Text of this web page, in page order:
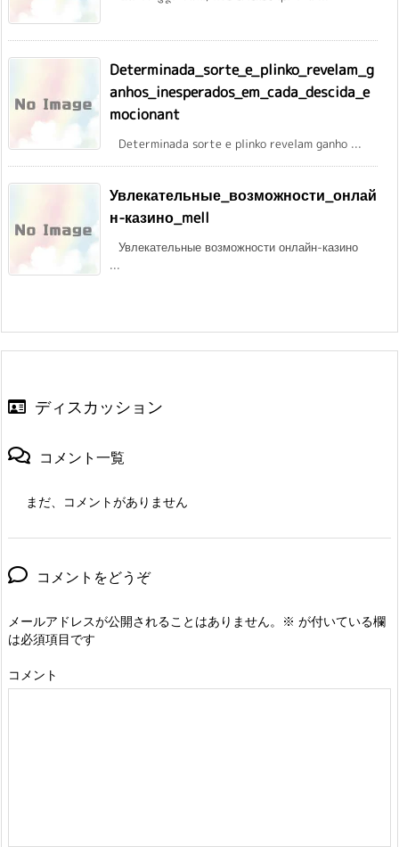
Determinada_sorte_e_plinko_revelam_g
anhos_inesperados_em_cada_descida_e
mocionant
Determinada sorte e plinko revelam ganho ...
Увлекательные_возможности_онлай
н-казино_mell
Увлекательные возможности онлайн-казино
...
ディスカッション
コメント一覧
まだ、コメントがありません
コメントをどうぞ
メールアドレスが公開されることはありません。 ※ が付いている欄
は必須項目です
コメント